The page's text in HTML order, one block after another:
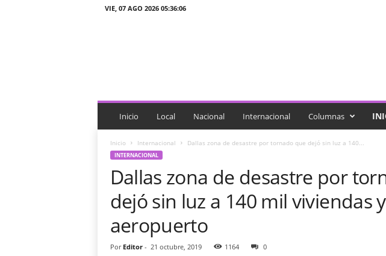
VIE, 07 AGO 2026 05:36:06
c
a
Inicio Local Nacional Internacional Columnas
Inicio Internacional Dallas zona de desastre por tornado que dejó sin luz a 140...
INTERNACIONAL
Dallas zona de desastre por
dejó sin luz a 140 mil viviendas
aeropuerto
Por Editor- 21 octubre, 2019 1164 0